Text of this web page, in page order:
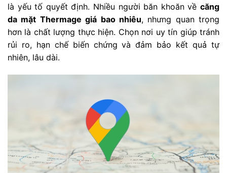
là yếu tố quyết định. Nhiều người băn khoăn về căng
da mặt Thermage giá bao nhiêu, nhưng quan trọng
hơn là chất lượng thực hiện. Chọn nơi uy tín giúp tránh
rủi ro, hạn chế biến chứng và đảm bảo kết quả tự
nhiên, lâu dài.